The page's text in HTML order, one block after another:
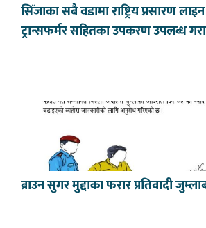
सिँजाका सबै वडामा राष्ट्रिय प्रसारण
ट्रान्सफर्मर सहितका उपकरण उपलब्ध
ब्राउन सुगर मुद्दाका फरार प्रतिवादी